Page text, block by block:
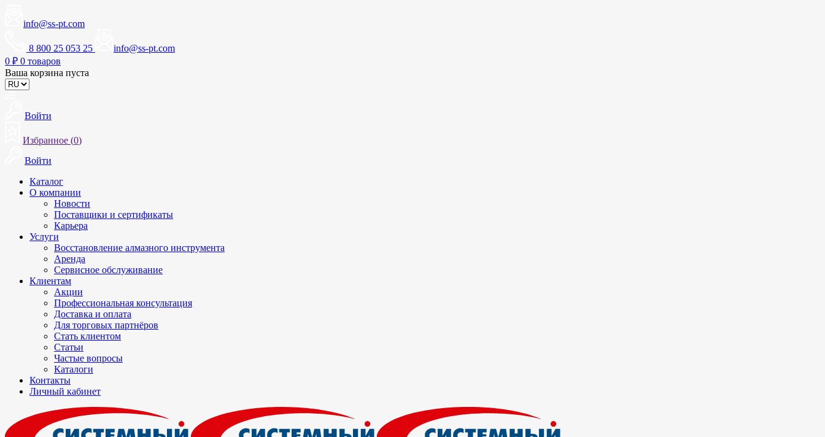
info@ss-pt.com
8 800 25 053 25
info@ss-pt.com
0 ₽ 0 товаров
Ваша корзина пуста
Войти
Избранное (0)
Войти
Каталог
О компании
Новости
Поставщики и сертификаты
Карьера
Услуги
Восстановление алмазного инструмента
Аренда
Сервисное обслуживание
Клиентам
Акции
Профессиональная консультация
Доставка и оплата
Для торговых партнёров
Стать клиентом
Статьи
Частые вопросы
Каталоги
Контакты
Личный кабинет